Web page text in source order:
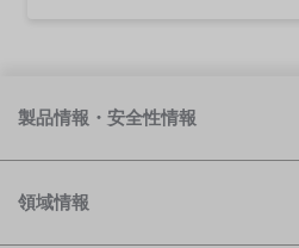
製品情報・安全性情報
領域情報